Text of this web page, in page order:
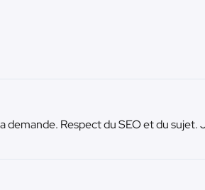
demande. Respect du SEO et du sujet.